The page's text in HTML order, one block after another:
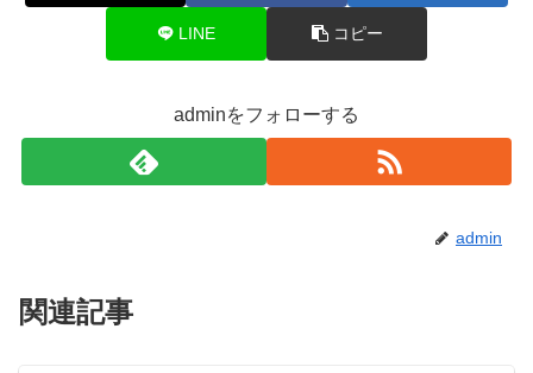
LINE コピー
adminをフォローする
admin
関連記事